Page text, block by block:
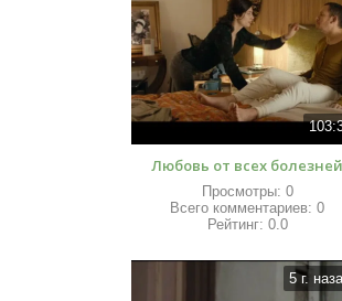
Любовь от всех болезней
Просмотры: 0
Всего комментариев: 0
Рейтинг: 0.0
5 г.